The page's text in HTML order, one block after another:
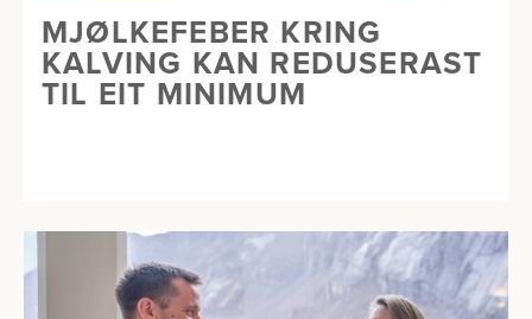
MJØLKEFEBER KRING
KALVING KAN REDUSERAST
TIL EIT MINIMUM